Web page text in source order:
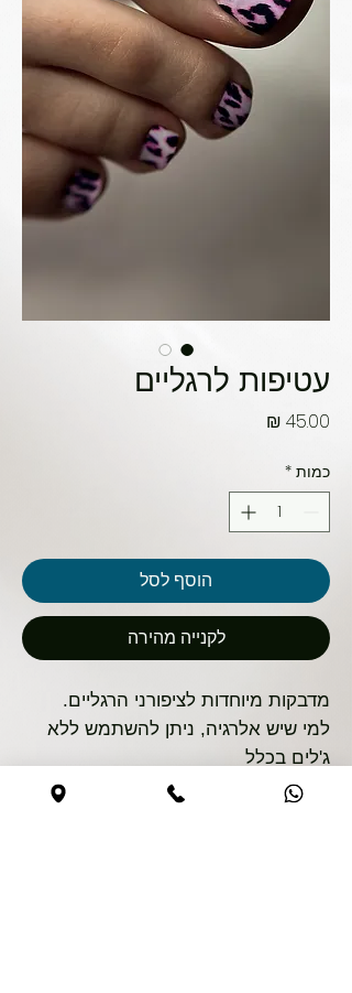
עטיפות לרגליים
כמות *
הוסף לסל
לקנייה מהירה
מדבקות מיוחדות לציפורני הרגליים.
למי שיש אלרגיה, ניתן להשתמש ללא
ג'לים בכלל